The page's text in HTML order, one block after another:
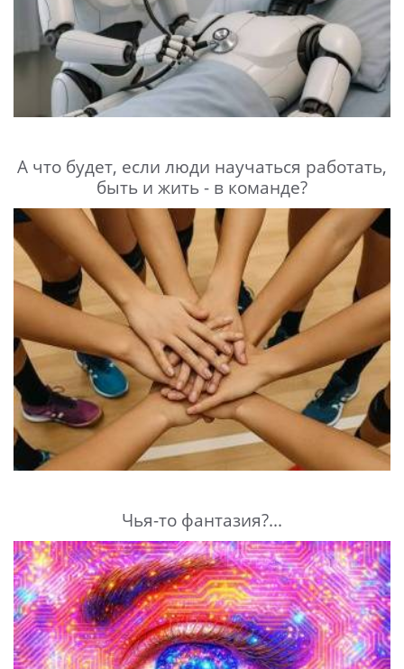
А что будет, если люди научаться работать,
быть и жить - в команде?
Чья-то фантазия?...